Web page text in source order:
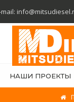
mail:
НАШИ ПРОЕКТЫ